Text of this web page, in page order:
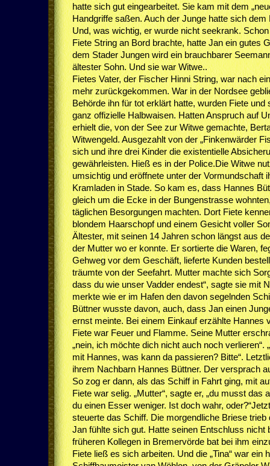
hatte sich gut eingearbeitet. Sie kam mit dem
Handgriffe saßen. Auch der Junge hatte sich dem
Und, was wichtig, er wurde nicht seekrank.
Fiete String an Bord brachte, hatte Jan ein gutes
dem Stader Jungen wird ein brauchbarer
ältester Sohn. Und sie war Witwe..
Fietes Vater, der Fischer Hinni String, war nach
mehr zurückgekommen. War in der Nordsee
Behörde ihn für tot erklärt hatte, wurden Fiete und
ganz offizielle Halbwaisen. Hatten Anspruch auf
erhielt die, von der See zur Witwe gemachte,
Witwengeld. Ausgezahlt von der „Finkenwärder
sich und ihre drei Kinder die existentielle
gewährleisten. Hieß es in der Police.Die Witwe
umsichtig und eröffnete unter der Vormundschaft
Kramladen in Stade. So kam es, dass Hannes
gleich um die Ecke in der Bungenstrasse
täglichen Besorgungen machten. Dort Fiete
blondem Haarschopf und einem Gesicht voller
Ältester, mit seinen 14 Jahren schon längst aus
der Mutter wo er konnte. Er sortierte die Waren,
Gehweg vor dem Geschäft, lieferte Kunden
träumte von der Seefahrt. Mutter machte sich
dass du wie unser Vadder endest“, sagte sie mit
merkte wie er im Hafen den davon segelnden
Büttner wusste davon, auch, dass Jan einen
ernst meinte. Bei einem Einkauf erzählte Hannes
Fiete war Feuer und Flamme. Seine Mutter
„nein, ich möchte dich nicht auch noch verlieren“.
mit Hannes, was kann da passieren? Bitte“.
ihrem Nachbarn Hannes Büttner. Der versprach
So zog er dann, als das Schiff in Fahrt ging, mit
Fiete war selig. „Mutter“, sagte er, „du musst das
du einen Esser weniger. Ist doch wahr,
steuerte das Schiff. Die morgendliche Briese
Jan fühlte sich gut. Hatte seinen Entschluss nicht
früheren Kollegen in Bremervörde bat bei ihm
Fiete ließ es sich arbeiten. Und die „Tina“ war ein